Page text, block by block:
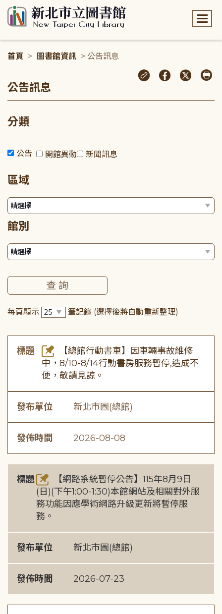
首頁 > 圖書館資訊 > 公告訊息
公告訊息
分類
公告 開館異動 新聞訊息
區域
館別
每頁顯示 筆記錄 (選擇後將自動重新整理)
標題
【總館行動書車】因車輛事故維修
中，8/10-8/14行動書房服務暫停,造成不
便，敬請見諒。
發布單位 新北市圖(總館)
發佈時間 2026-08-08
標題
【網路系統暫停公告】115年8月9日
(日)(下午1:00-1:30)本館網站及相關對外服
務功能因應學術網路升級更新將暫停服
務。
發布單位 新北市圖(總館)
發佈時間 2026-07-23